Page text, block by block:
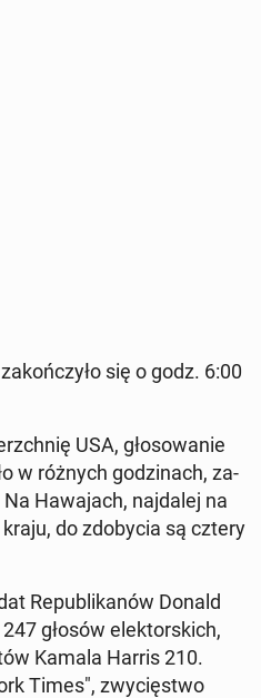
się o godz. 6:00
USA, gło­so­wa­nie
w różnych go­dzi­nach, za­
Ha­wa­jach, naj­da­lej na
do zdo­by­cia są cztery
Re­pu­bli­ka­nów Donald
głosów elek­tor­skich,
Kamala Harris 210.
Times", zwy­cię­stwo